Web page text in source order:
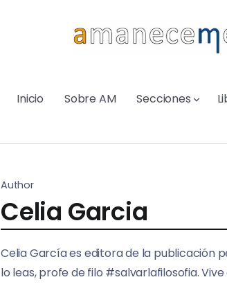
Inicio Sobre AM Secciones
Author
Celia Garcia
Celia García es editora de la publicación
lo leas, profe de filo #salvarlafilosofia.